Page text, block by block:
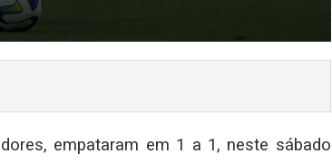
empataram em 1 a 1, neste sábado